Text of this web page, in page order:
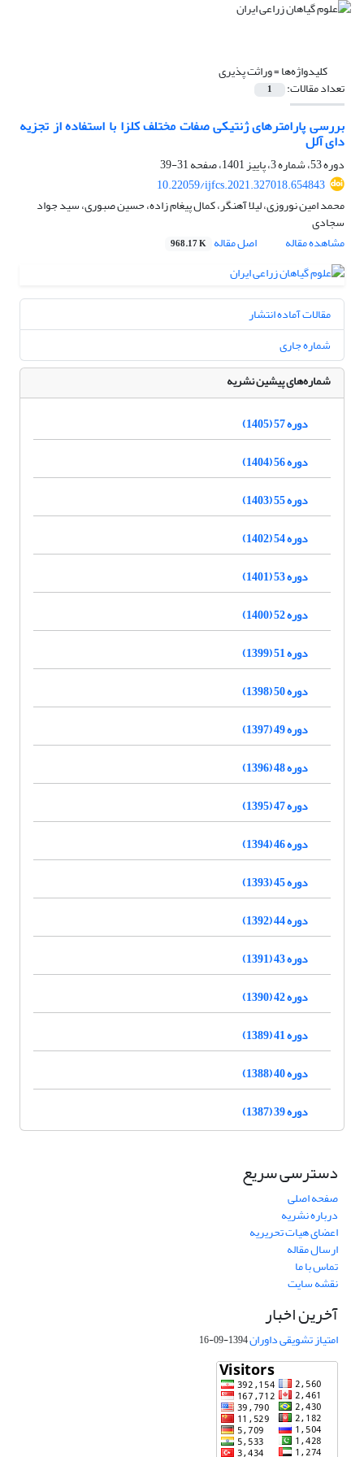
کلیدواژه‌ها =وراثت­ پذیری
تعداد مقالات: 1
بررسی پارامترهای ژنتیکی صفات مختلف کلزا با استفاده از تجزیه
دای آلل
دوره 53، شماره 3، پاییز 1401، صفحه
31-39
10.22059/ijfcs.2021.327018.654843
محمد امین نوروزی، لیلا آهنگر، کمال پیغام زاده، حسین صبوری، سید جواد
سجادی
مشاهده مقاله
اصل مقاله 968.17 K
مقالات آماده انتشار
شماره جاری
شماره‌های پیشین نشریه
دوره 57 (1405)
دوره 56 (1404)
دوره 55 (1403)
دوره 54 (1402)
دوره 53 (1401)
دوره 52 (1400)
دوره 51 (1399)
دوره 50 (1398)
دوره 49 (1397)
دوره 48 (1396)
دوره 47 (1395)
دوره 46 (1394)
دوره 45 (1393)
دوره 44 (1392)
دوره 43 (1391)
دوره 42 (1390)
دوره 41 (1389)
دوره 40 (1388)
دوره 39 (1387)
دسترسی سریع
صفحه اصلی
درباره نشریه
اعضای هیات تحریریه
ارسال مقاله
تماس با ما
نقشه سایت
آخرین اخبار
امتیاز تشویقی داوران1394-09-16